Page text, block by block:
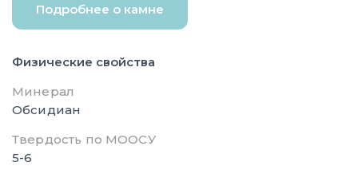
Подробнее о камне
Физические свойства
Минерал
Обсидиан
Твердость по МООСУ
5-6